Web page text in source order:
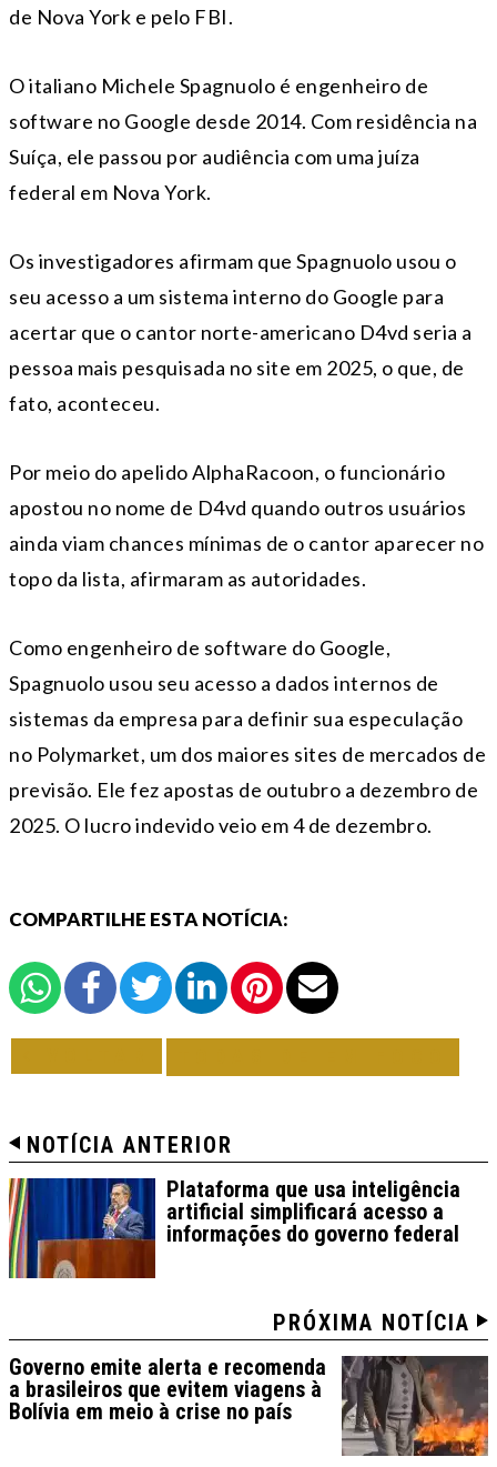
de Nova York e pelo FBI.
O italiano Michele Spagnuolo é engenheiro de
software no Google desde 2014. Com residência na
Suíça, ele passou por audiência com uma juíza
federal em Nova York.
Os investigadores afirmam que Spagnuolo usou o
seu acesso a um sistema interno do Google para
acertar que o cantor norte-americano D4vd seria a
pessoa mais pesquisada no site em 2025, o que, de
fato, aconteceu.
Por meio do apelido AlphaRacoon, o funcionário
apostou no nome de D4vd quando outros usuários
ainda viam chances mínimas de o cantor aparecer no
topo da lista, afirmaram as autoridades.
Como engenheiro de software do Google,
Spagnuolo usou seu acesso a dados internos de
sistemas da empresa para definir sua especulação
no Polymarket, um dos maiores sites de mercados de
previsão. Ele fez apostas de outubro a dezembro de
2025. O lucro indevido veio em 4 de dezembro.
COMPARTILHE ESTA NOTÍCIA:
NOTÍCIA ANTERIOR
Plataforma que usa inteligência
artificial simplificará acesso a
informações do governo federal
PRÓXIMA NOTÍCIA
Governo emite alerta e recomenda
a brasileiros que evitem viagens à
Bolívia em meio à crise no país